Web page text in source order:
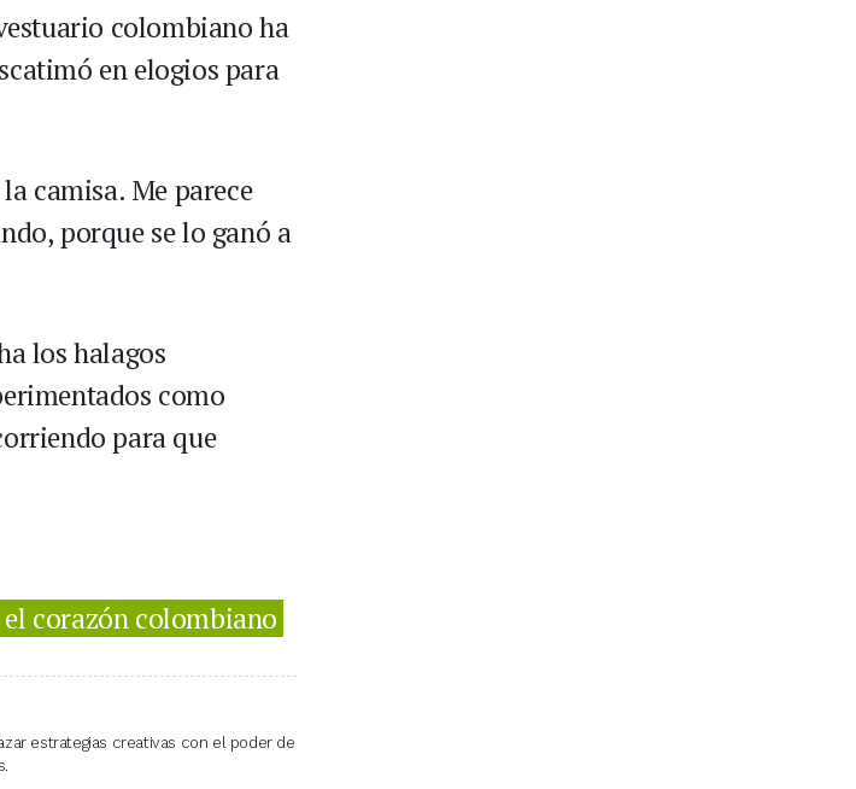
colombiano ha
en elogios para
camisa. Me parece
porque se lo ganó a
los halagos
como
para que
corazón colombiano
estrategias creativas con el poder de